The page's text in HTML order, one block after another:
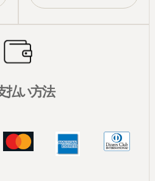
払い方法